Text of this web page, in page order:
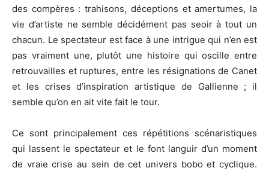
des compères : trahisons, déceptions et amertumes, la
vie d’artiste ne semble décidément pas seoir à tout un
chacun. Le spectateur est face à une intrigue qui n’en est
pas vraiment une, plutôt une histoire qui oscille entre
retrouvailles et ruptures, entre les résignations de Canet
et les crises d’inspiration artistique de Gallienne ; il
semble qu’on en ait vite fait le tour.
Ce sont principalement ces répétitions scénaristiques
qui lassent le spectateur et le font languir d’un moment
de vraie crise au sein de cet univers bobo et cyclique.